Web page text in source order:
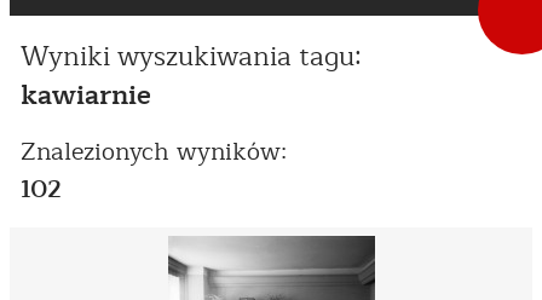
Wyniki wyszukiwania tagu:
kawiarnie
Znalezionych wyników:
102